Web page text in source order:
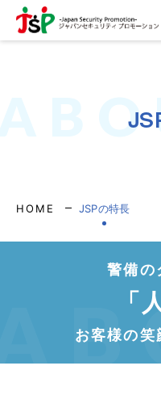
HOME JSPの特長
警備の
「
お客様の笑